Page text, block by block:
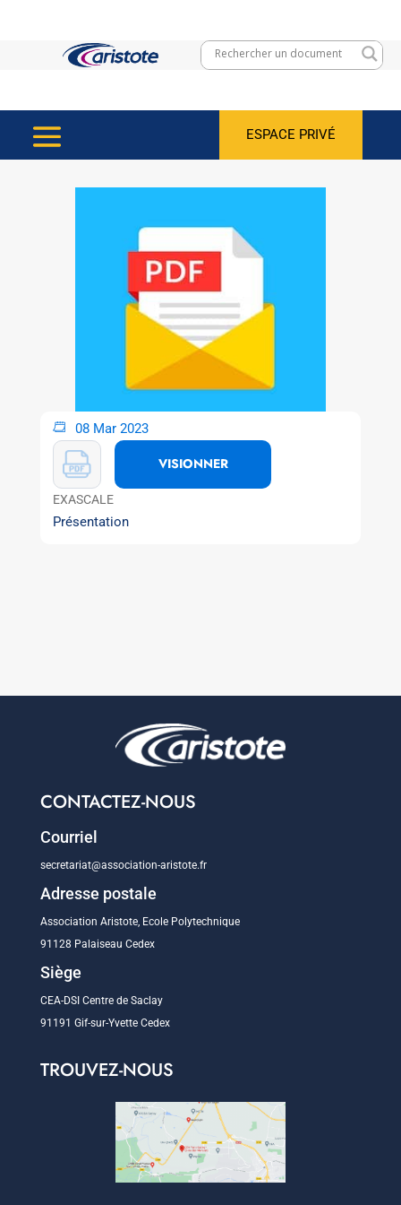
ESPACE PRIVÉ
08 Mar 2023
VISIONNER
EXASCALE
Présentation
CONTACTEZ-NOUS
Courriel
secretariat@association-aristote.fr
Adresse postale
Association Aristote, Ecole Polytechnique
91128 Palaiseau Cedex
Siège
CEA-DSI Centre de Saclay
91191 Gif-sur-Yvette Cedex
TROUVEZ-NOUS